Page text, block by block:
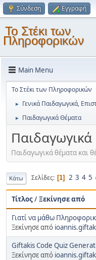
Σύνδεση Εγγραφή
Το Στέκι των
Πληροφορικών
Main Menu
Το Στέκι των Πληροφορικών
► Γενικά Παιδαγωγικά,
► Παιδαγωγικά Θέματα
Παιδαγωγικά θέματα και
Κάτω Σελίδες 1 2 3 4 5
Τίτλος/Ξεκίνησε από
Γιατί να μάθω
Ξεκίνησε από
Giftakis Code Quiz
Ξεκίνησε από